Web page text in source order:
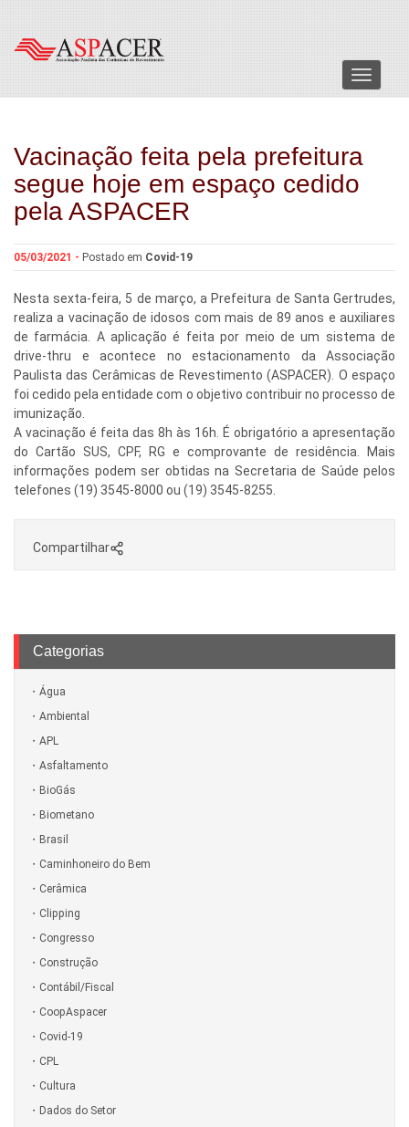
Menu
Vacinação feita pela prefeitura
segue hoje em espaço cedido
pela ASPACER
05/03/2021 - Postado em Covid-19
Nesta sexta-feira, 5 de março, a Prefeitura de Santa Gertrudes,
realiza a vacinação de idosos com mais de 89 anos e auxiliares
de farmácia. A aplicação é feita por meio de um sistema de
drive-thru e acontece no estacionamento da Associação
Paulista das Cerâmicas de Revestimento (ASPACER). O espaço
foi cedido pela entidade com o objetivo contribuir no processo de
imunização.
A vacinação é feita das 8h às 16h. É obrigatório a apresentação
do Cartão SUS, CPF, RG e comprovante de residência. Mais
informações podem ser obtidas na Secretaria de Saúde pelos
telefones (19) 3545-8000 ou (19) 3545-8255.
Compartilhar
Categorias
Água
Ambiental
APL
Asfaltamento
BioGás
Biometano
Brasil
Caminhoneiro do Bem
Cerâmica
Clipping
Congresso
Construção
Contábil/Fiscal
CoopAspacer
Covid-19
CPL
Cultura
Dados do Setor